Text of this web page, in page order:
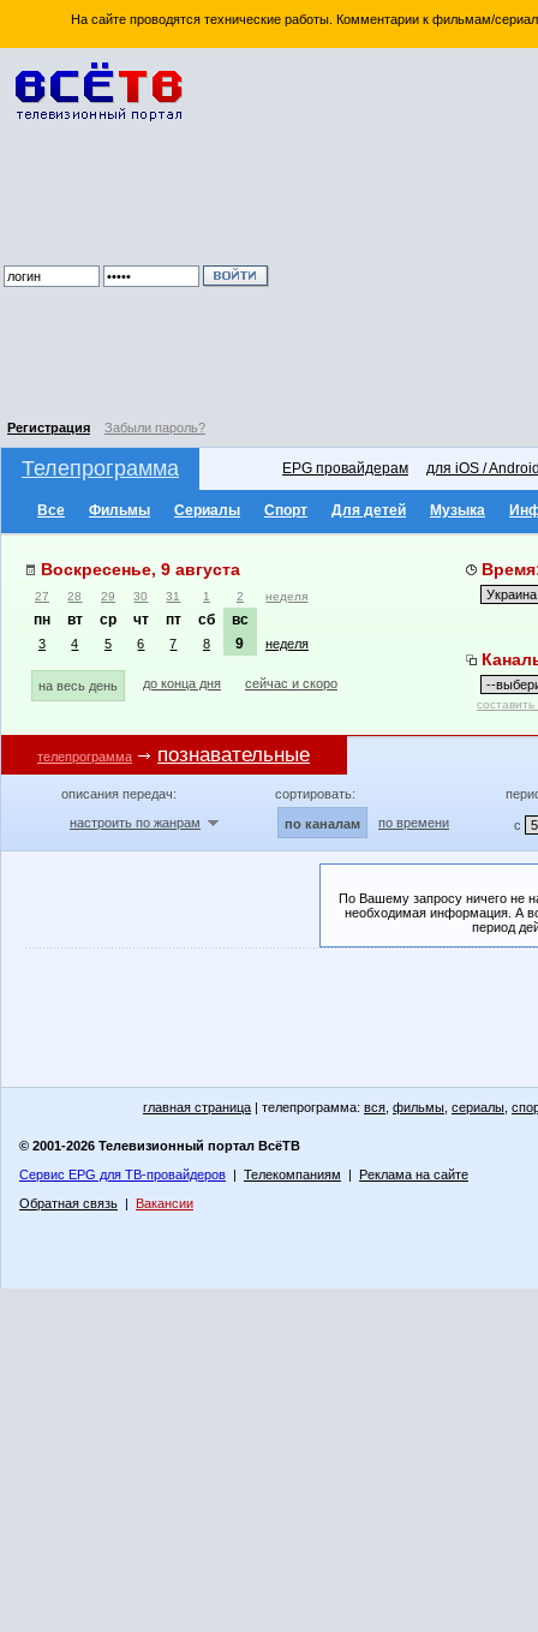
На сайте проводятся технические работы. Комментарии к фильмам/
Регистрация Забыли пароль?
Телепрограмма EPG провайдерам для iOS /
Все Фильмы Сериалы Спорт Для детей Музыка
Воскресенье, 9 августа
27 28 29 30 31 1 2 неделя
пн вт ср чт пт сб вс
3 4 5 6 7 8 9 неделя
на весь день до конца дня сейчас и скоро
телепрограмма познавательные
описания передач:
настроить по жанрам
сортировать:
по каналам по времени с
По Вашему запросу ничего не
необходимая информация. А
период
главная страница | телепрограмма: вся фильмы сериалы
© 2001-2026 Телевизионный портал ВсёТВ
Сервис EPG для ТВ-провайдеров | Телекомпаниям | Реклама на сайте
Обратная связь | Вакансии